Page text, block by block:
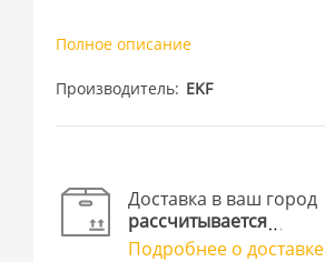
Полное описание
Производитель EKF
Доставка в ваш город
рассчитывается
Подробнее о доставке